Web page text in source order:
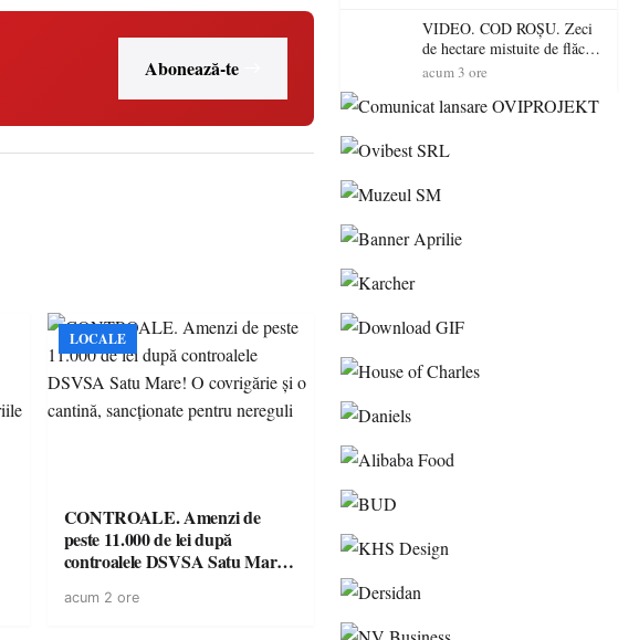
Abonează-te
LOCALE
CONTROALE. Amenzi de
peste 11.000 de lei după
controalele DSVSA Satu Mare!
sancționate pentru nereguli
acum 2 ore
VIDEO. COD ROȘU. Zeci
de hectare mistuite de flăcări
în Satu Mare! Pompierii au
contracronometru pentru a
acum 3 ore